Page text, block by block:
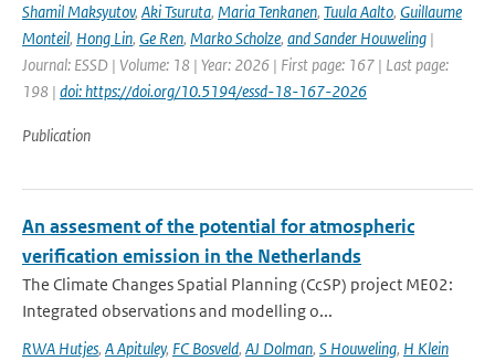
Shamil Maksyutov, Aki Tsuruta, Maria Tenkanen, Tuula Aalto, Guillaume
Monteil, Hong Lin, Ge Ren, Marko Scholze, and Sander Houweling |
Journal: ESSD | Volume: 18 | Year: 2026 | First page: 167 | Last page:
198 | doi: https://doi.org/10.5194/essd-18-167-2026
Publication
An assesment of the potential for atmospheric
verification emission in the Netherlands
The Climate Changes Spatial Planning (CcSP) project ME02:
Integrated observations and modelling o...
RWA Hutjes, A Apituley, FC Bosveld, AJ Dolman, S Houweling, H Klein